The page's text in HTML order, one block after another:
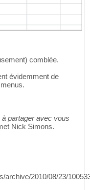
comblée.
évidemment de
partager avec vous
Nick Simons.
archive/2010/08/23/